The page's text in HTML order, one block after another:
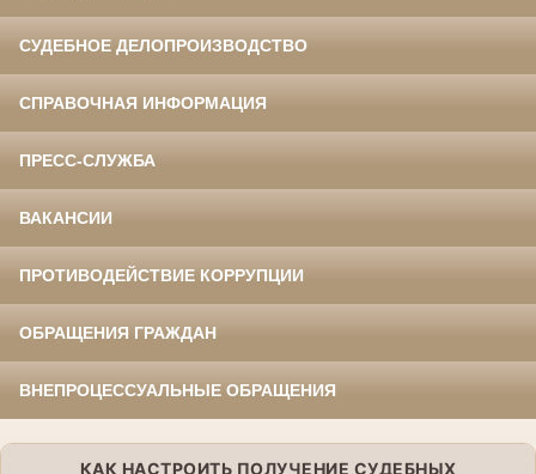
СУДЕБНОЕ ДЕЛОПРОИЗВОДСТВО
СПРАВОЧНАЯ ИНФОРМАЦИЯ
ПРЕСС-СЛУЖБА
ВАКАНСИИ
ПРОТИВОДЕЙСТВИЕ КОРРУПЦИИ
ОБРАЩЕНИЯ ГРАЖДАН
ВНЕПРОЦЕССУАЛЬНЫЕ ОБРАЩЕНИЯ
КАК НАСТРОИТЬ ПОЛУЧЕНИЕ СУДЕБНЫХ